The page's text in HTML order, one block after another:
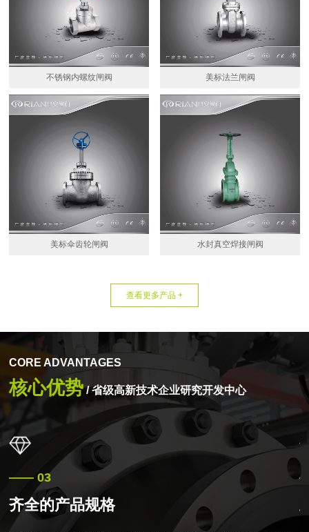
不锈钢内螺纹闸阀 美标法兰闸阀
美标伞齿轮闸阀 水封真空焊接闸阀
查看更多产品 +
CORE ADVANTAGES
核心优势 / 省级高新技术企业研究开发中心
—— 03
齐全的产品规格